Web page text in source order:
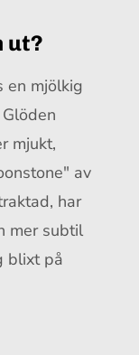
ut?
en mjölkig
mjukt,
av
har
mer subtil
blixt på